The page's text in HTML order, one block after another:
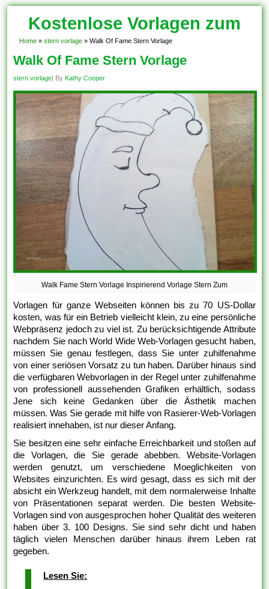
Kostenlose Vorlagen zum
Download!
Home » stern vorlage » Walk Of Fame Stern Vorlage
Walk Of Fame Stern Vorlage
stern vorlage| By Kathy Cooper
Walk Fame Stern Vorlage Inspirierend Vorlage Stern Zum
Vorlagen für ganze Webseiten können bis zu 70 US-Dollar
kosten, was für ein Betrieb vielleicht klein, zu eine persönliche
Webpräsenz jedoch zu viel ist. Zu berücksichtigende Attribute
nachdem Sie nach World Wide Web-Vorlagen gesucht haben,
müssen Sie genau festlegen, dass Sie unter zuhilfenahme
von einer seriösen Vorsatz zu tun haben. Darüber hinaus sind
die verfügbaren Webvorlagen in der Regel unter zuhilfenahme
von professionell aussehenden Grafiken erhältlich, sodass
Jene sich keine Gedanken über die Ästhetik machen
müssen. Was Sie gerade mit hilfe von Rasierer-Web-Vorlagen
realisiert innehaben, ist nur dieser Anfang.
Sie besitzen eine sehr einfache Erreichbarkeit und stoßen auf
die Vorlagen, die Sie gerade abebben. Website-Vorlagen
werden genutzt, um verschiedene Moeglichkeiten von
Websites einzurichten. Es wird gesagt, dass es sich mit der
absicht ein Werkzeug handelt, mit dem normalerweise Inhalte
von Präsentationen separat werden. Die besten Website-
Vorlagen sind von ausgesprochen hoher Qualität des weiteren
haben über 3. 100 Designs. Sie sind sehr dicht und haben
täglich vielen Menschen darüber hinaus ihrem Leben rat
gegeben.
Lesen Sie: